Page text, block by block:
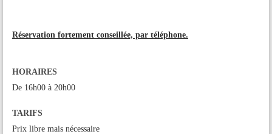
Réservation fortement conseillée, par téléphone.
HORAIRES
De 16h00 à 20h00
TARIFS
Prix libre mais nécessaire